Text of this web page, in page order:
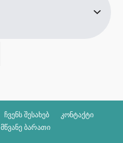
ჩვენს შესახებ
კონტაქტი
მწვანე ბარათი